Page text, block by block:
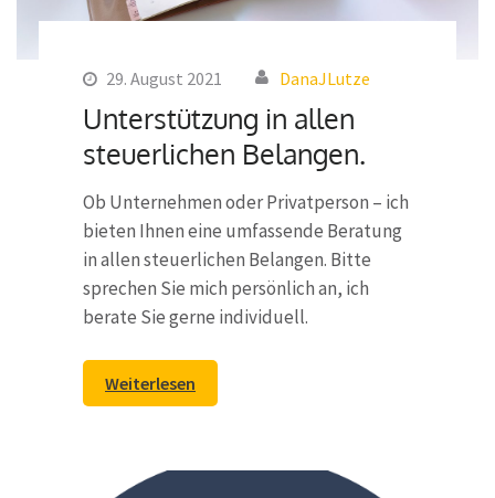
29. August 2021 DanaJLutze
Unterstützung in allen
steuerlichen Belangen.
Ob Unternehmen oder Privatperson – ich
bieten Ihnen eine umfassende Beratung
in allen steuerlichen Belangen. Bitte
sprechen Sie mich persönlich an, ich
berate Sie gerne individuell.
Weiterlesen